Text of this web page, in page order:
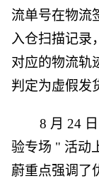
流单号在物流
入仓扫描记录
对应的物流轨
判定为虚假发
8 月 24
验专场 " 活动
蔚重点强调了